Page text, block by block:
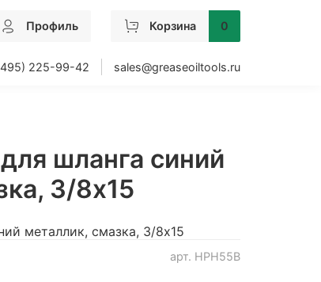
Профиль Корзина 0
225-99-42 sales@greaseoiltools.ru
арт. HPH55B
шланга синий
3/8x15
металлик, смазка, 3/8x15